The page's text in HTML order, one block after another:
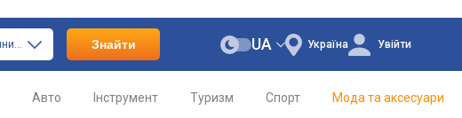
тільки наручні годинники Знайти Україна
UA Увійти
Авто Інструмент Туризм Спорт Мода та аксесуари